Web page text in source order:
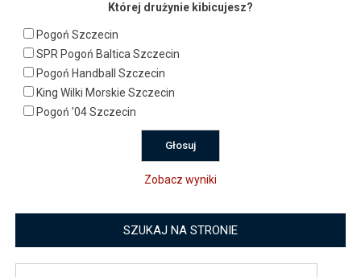
Której drużynie kibicujesz?
Pogoń Szczecin
SPR Pogoń Baltica Szczecin
Pogoń Handball Szczecin
King Wilki Morskie Szczecin
Pogoń '04 Szczecin
Zobacz wyniki
SZUKAJ NA STRONIE